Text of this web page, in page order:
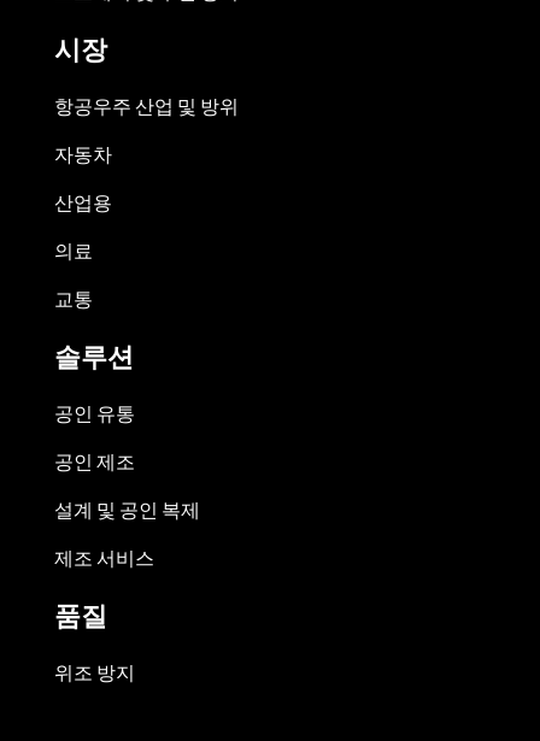
시장
항공우주 산업 및 방위
자동차
산업용
의료
교통
솔루션
공인 유통
공인 제조
설계 및 공인 복제
제조 서비스
품질
위조 방지